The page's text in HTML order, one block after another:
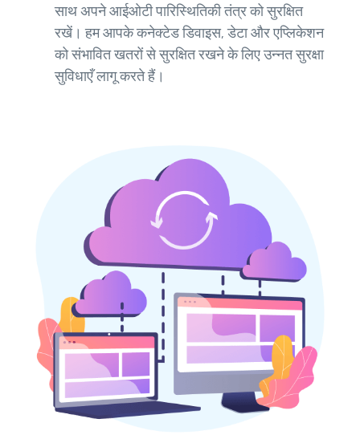
साथ अपने आईओटी पारिस्थितिकी तंत्र को सुरक्षित
रखें। हम आपके कनेक्टेड डिवाइस, डेटा और एप्लिकेशन
को संभावित खतरों से सुरक्षित रखने के लिए उन्नत सुरक्षा
सुविधाएँ लागू करते हैं।